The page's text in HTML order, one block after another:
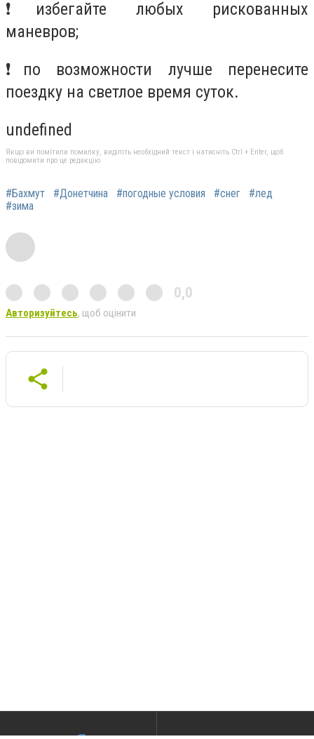
❗ избегайте любых рискованных
маневров;
❗ по возможности лучше перенесите
поездку на светлое время суток.
undefined
Якщо ви помітили помилку, виділіть необхідний текст і натисніть Ctrl + Enter, щоб
повідомити про це редакцію
#Бахмут #Донетчина #погодные условия #снег
#лед
#зима
0,0
Авторизуйтесь, щоб оцінити